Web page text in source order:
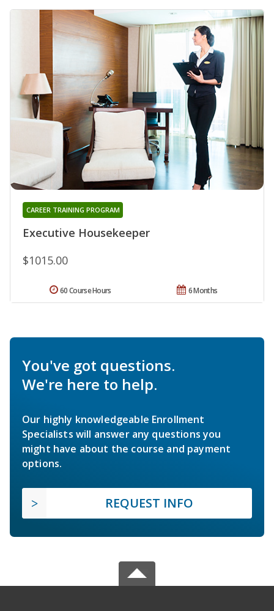
Executive Housekeeper
CAREER TRAINING PROGRAM
$1015.00
6 Months
60 Course Hours
You've got questions.
We're here to help.
Our highly knowledgeable Enrollment
Specialists will answer any questions you
might have about the course and payment
options.
REQUEST INFO